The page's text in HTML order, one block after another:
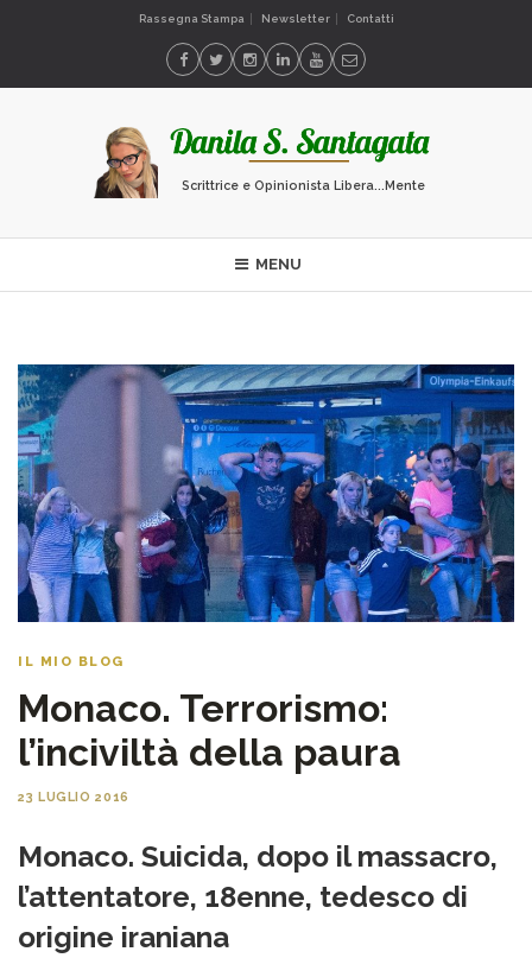
Rassegna Stampa Newsletter Contatti
Scrittrice e Opinionista Libera...Mente
MENU
IL MIO BLOG
Monaco. Terrorismo:
l’inciviltà della paura
23 LUGLIO 2016
Monaco. Suicida, dopo il massacro,
l’attentatore, 18enne, tedesco di
origine iraniana